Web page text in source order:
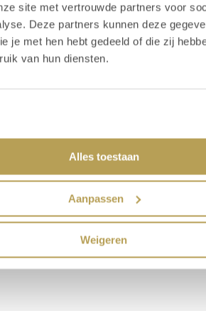
site met vertrouwde partners voor
Deze partners kunnen deze
je met hen hebt gedeeld of die zij
van hun diensten.
Alles toestaan
Aanpassen
Weigeren